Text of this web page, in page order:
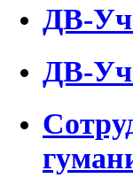
ДВ-
ДВ-